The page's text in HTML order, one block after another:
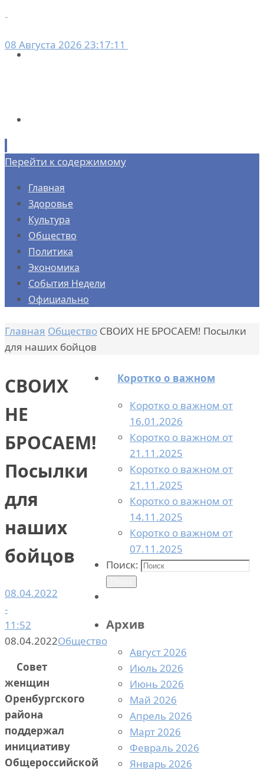
08 Августа 2026 23:17:11
Перейти к содержимому
Главная
Здоровье
Культура
Общество
Политика
Экономика
События Недели
Официально
Главная Общество СВОИХ НЕ БРОСАЕМ! Посылки
для наших бойцов
СВОИХ
НЕ
БРОСАЕМ!
Посылки
для
наших
бойцов
08.04.2022
-
11:52
08.04.2022Общество
Совет
женщин
Оренбургского
района
поддержал
инициативу
Общероссийской
Коротко о важном
Коротко о важном от
16.01.2026
Коротко о важном от
21.11.2025
Коротко о важном от
21.11.2025
Коротко о важном от
14.11.2025
Коротко о важном от
07.11.2025
Поиск:
Архив
Август 2026
Июль 2026
Июнь 2026
Май 2026
Апрель 2026
Март 2026
Февраль 2026
Январь 2026